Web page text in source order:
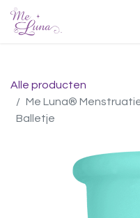
Alle producten
Me Luna®
Balletje